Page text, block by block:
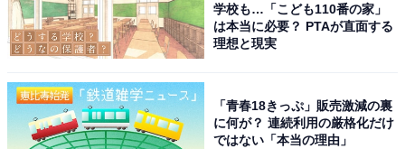
学校も…「こども110番の家」
は本当に必要？ PTAが直面する
理想と現実
「青春18きっぷ」販売激減の裏
に何が？ 連続利用の厳格化だけ
ではない「本当の理由」